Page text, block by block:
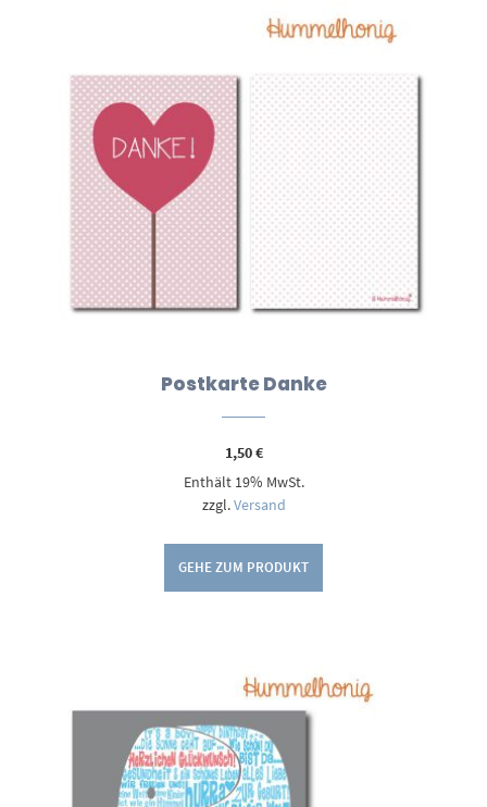
Postkarte Danke
1,50€
Enthält 19% MwSt.
zzgl.Versand
GEHE ZUM PRODUKT